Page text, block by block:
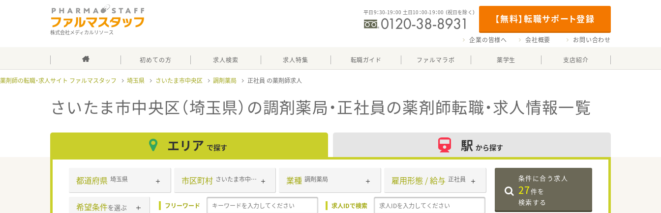
株式会社メディカルリソース
【無料】転職サポート登録
平日9：30-19：00 土日10：00-19：00 （祝日を除く）
企業の皆様へ 会社概要 お問い合わせ
初めての方 求人検索 求人特集 転職ガイド ファルマラボ 薬学生 支店紹介
薬剤師の転職・求人サイト ファルマスタッフ 埼玉県 さいたま市中央区 調剤薬局 正社員
さいたま市中央区（埼玉県）の調剤薬局・正社員の薬剤師転職・求人情報一覧
エリア で探す 駅 から探す
都道府県 埼玉県 市区町村 さいたま市中央区 業種 調剤薬局 雇用形態 / 給与 正社員
希望条件を選ぶ フリーワード 求人IDで検索
条件に合う求人
27件を
検索する